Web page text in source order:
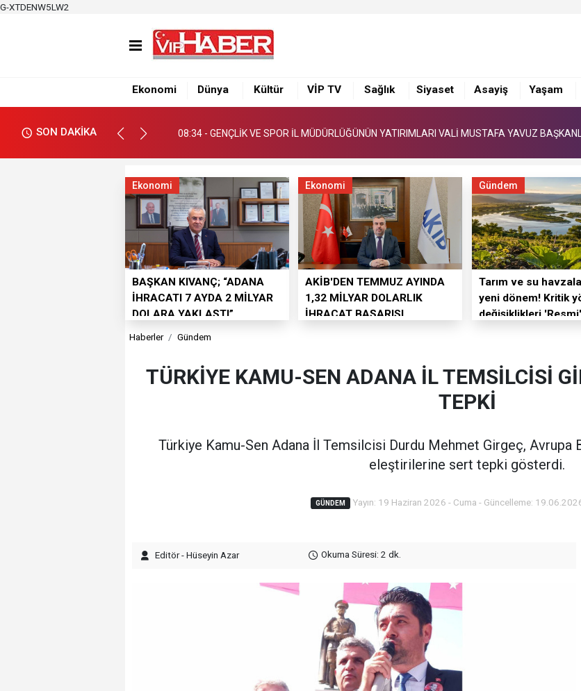
G-XTDENW5LW2
Ekonomi Dünya Kültür VİP TV Sağlık Siyaset Asayiş Yaşam
SON DAKİKA
08:34 - GENÇLİK VE SPOR İL MÜDÜRLÜĞÜNÜN YATIRIMLARI VALİ MUSTAFA YAVUZ
08:36 - 10. ULUSLARARASI ADANA LEZZET FESTİVALİ STRATEJİK İÇERİK VE OPERASYON
08:34 - GENÇLİK VE SPOR İL MÜDÜRLÜĞÜNÜN YATIRIMLARI VALİ MUSTAFA YAVUZ
08:38 - İL MİLLÎ EĞİTİM MÜDÜRLÜĞÜ 2026 YILI YATIRIM PROGRAMI TÜM DETAYLARIYLA
Ekonomi
BAŞKAN KIVANÇ; “ADANA
İHRACATI 7 AYDA 2 MİLYAR
DOLARA YAKLAŞTI”
Ekonomi
AKİB'DEN TEMMUZ AYINDA
1,32 MİLYAR DOLARLIK
İHRACAT BAŞARISI
Gündem
Tarım ve su
yeni dönem! Kritik
değişiklikleri
Haberler Gündem
TÜRKİYE KAMU-SEN ADANA İL TEMSİLCİSİ
TEPKİ
Türkiye Kamu-Sen Adana İl Temsilcisi Durdu Mehmet Girgeç, Avrupa
eleştirilerine sert tepki gösterdi.
GÜNDEM Yayın: 19 Haziran 2026 - Cuma - Güncelleme:
Editör - Hüseyin Azar Okuma Süresi: 2 dk.